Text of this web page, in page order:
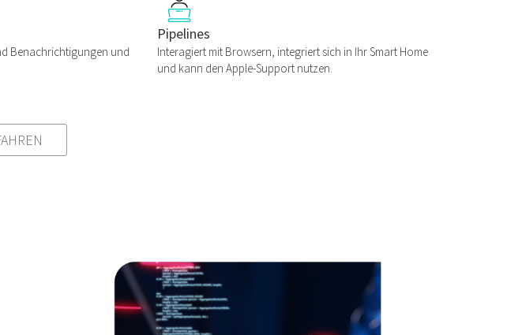
Benachrichtigungen und
Pipelines
Interagiert mit Browsern, integriert sich in Ihr Smart Home
und kann den Apple-Support nutzen.